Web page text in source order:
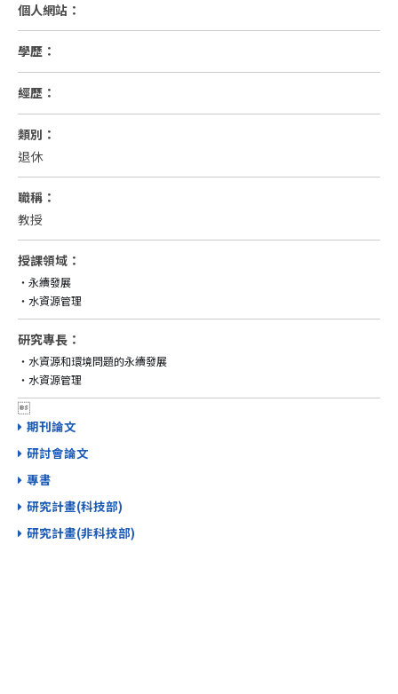
個人網站：
學歷：
經歷：
類別：
退休
職稱：
教授
授課領域：
‧永續發展
研究專長：
‧水資源和環境問題的永續發展

期刊論文
研討會論文
專書
研究計畫(科技部)
研究計畫(非科技部)